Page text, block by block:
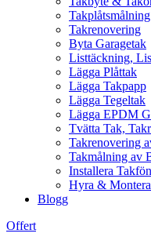
Takplåtsmålning
Takrenovering
Byta Garagetak
Listtäckning,
Lägga Plåttak
Lägga Takpapp
Lägga Tegeltak
Lägga EPDM
Tvätta Tak,
Takrenovering
Takmålning av
Installera
Hyra &
Blogg
Offert